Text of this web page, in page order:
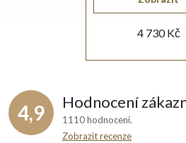
4 730 Kč
4,9 Hodnocení
1110 hodnocení
Zobrazit recenze